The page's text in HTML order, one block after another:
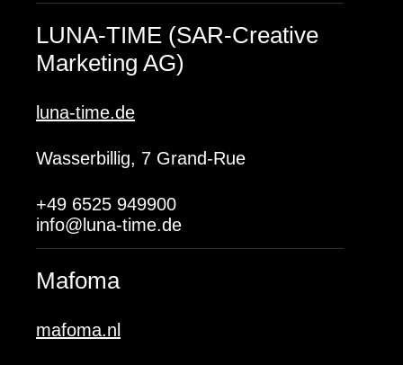
LUNA-TIME (SAR-Creative
Marketing AG)
luna-time.de
Wasserbillig, 7 Grand-Rue
+49 6525 949900
info@luna-time.de
Mafoma
mafoma.nl